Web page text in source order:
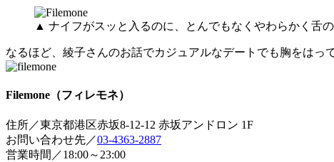
▲ ナイフがスッと入るのに、とんでもなくやわらかく舌
なるほど、綾子さんのお話でカジュアルなデートでも胸をはっ
Filemone（フィレモネ）
住所／東京都港区赤坂8-12-12 赤坂アンドロン 1F
お問い合わせ先／03-4363-2887
営業時間／18:00～23:00